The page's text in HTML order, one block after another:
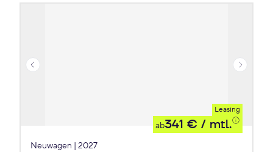
Leasing
ab341 € / mtl.
Neuwagen | 2027